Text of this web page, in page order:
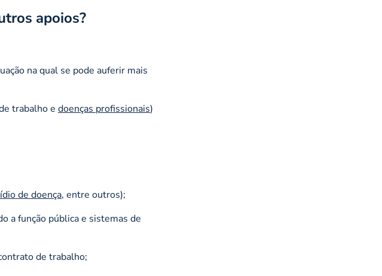
apoios?
na qual se pode auferir mais
trabalho e doenças profissionais)
de doença, entre outros);
a função pública e sistemas de
de trabalho;